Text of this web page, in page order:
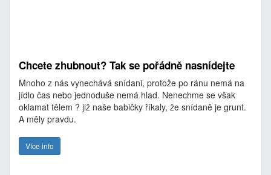
Chcete zhubnout? Tak se pořádně nasnídejte
Mnoho z nás vynechává snídani, protože po ránu nemá na
jídlo čas nebo jednoduše nemá hlad. Nenechme se však
oklamat tělem ? již naše babičky říkaly, že snídaně je grunt.
A měly pravdu.
Více info